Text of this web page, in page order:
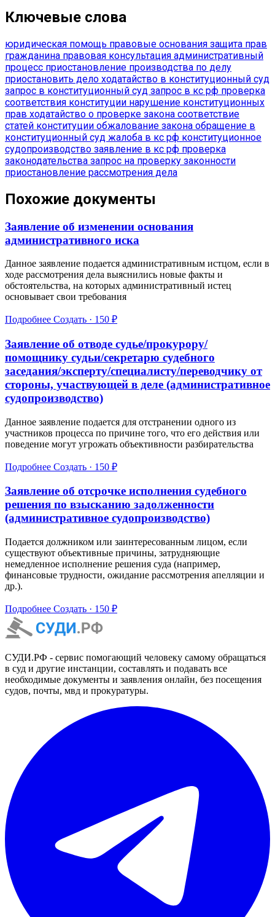
Ключевые слова
юридическая помощь правовые основания защита прав
гражданина правовая консультация административный
процесс приостановление производства по делу
приостановить дело ходатайство в конституционный суд
запрос в конституционный суд запрос в кс рф проверка
соответствия конституции нарушение конституционных
прав ходатайство о проверке закона соответствие
статей конституции обжалование закона обращение в
конституционный суд жалоба в кс рф конституционное
судопроизводство заявление в кс рф проверка
законодательства запрос на проверку законности
приостановление рассмотрения дела
Похожие документы
Заявление об изменении основания
административного иска
Данное заявление подается административным истцом, если в
ходе рассмотрения дела выяснились новые факты и
обстоятельства, на которых административный истец
основывает свои требования
Подробнее Создать · 150 ₽
Заявление об отводе судье/прокурору/
помощнику судьи/секретарю судебного
заседания/эксперту/специалисту/переводчику от
стороны, участвующей в деле (административное
судопроизводство)
Данное заявление подается для отстранении одного из
участников процесса по причине того, что его действия или
поведение могут угрожать объективности разбирательства
Подробнее Создать · 150 ₽
Заявление об отсрочке исполнения судебного
решения по взысканию задолженности
(административное судопроизводство)
Подается должником или заинтересованным лицом, если
существуют объективные причины, затрудняющие
немедленное исполнение решения суда (например,
финансовые трудности, ожидание рассмотрения апелляции и
др.).
Подробнее Создать · 150 ₽
СУДИ.РФ - сервис помогающий человеку самому обращаться
в суд и другие инстанции, составлять и подавать все
необходимые документы и заявления онлайн, без посещения
судов, почты, мвд и прокуратуры.